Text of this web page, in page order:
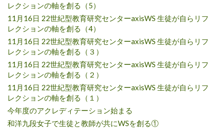
レクションの軸を創る（5）
11月16日 22世紀型教育研究センターaxisWS 生徒が自らリフ
レクションの軸を創る（4）
11月16日 22世紀型教育研究センターaxisWS 生徒が自らリフ
レクションの軸を創る（３）
11月16日 22世紀型教育研究センターaxisWS 生徒が自らリフ
レクションの軸を創る（２）
11月16日 22世紀型教育研究センターaxisWS 生徒が自らリフ
レクションの軸を創る（１）
今年度のアクレディテーション始まる
和洋九段女子で生徒と教師が共にWSを創る①